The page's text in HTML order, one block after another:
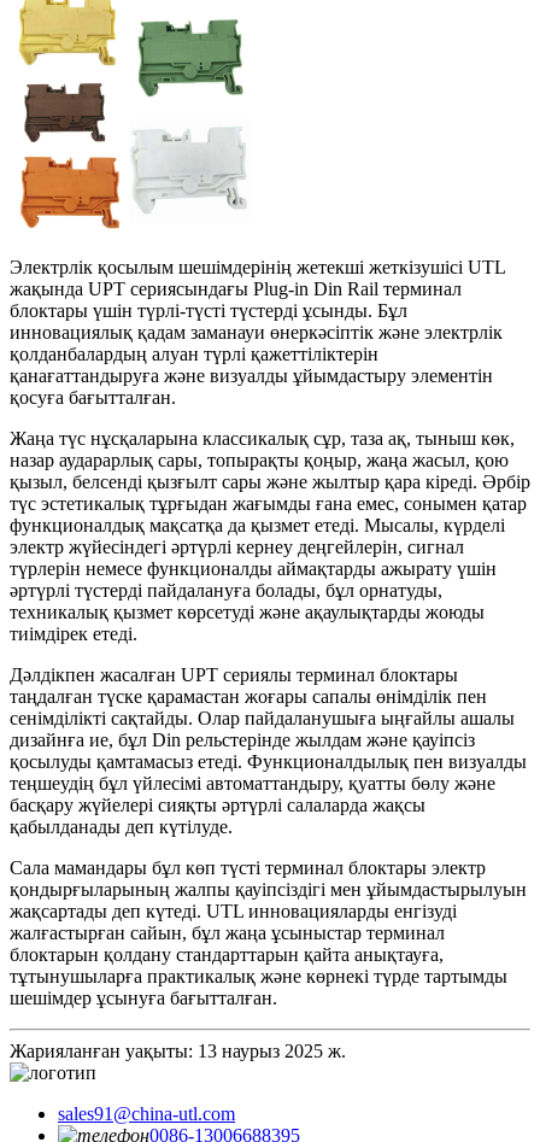
Электрлік қосылым шешімдерінің жетекші жеткізушісі UTL
жақында UPT сериясындағы Plug-in Din Rail терминал
блоктары үшін түрлі-түсті түстерді ұсынды. Бұл
инновациялық қадам заманауи өнеркәсіптік және электрлік
қолданбалардың алуан түрлі қажеттіліктерін
қанағаттандыруға және визуалды ұйымдастыру элементін
қосуға бағытталған.
Жаңа түс нұсқаларына классикалық сұр, таза ақ, тыныш көк,
назар аударарлық сары, топырақты қоңыр, жаңа жасыл, қою
қызыл, белсенді қызғылт сары және жылтыр қара кіреді. Әрбір
түс эстетикалық тұрғыдан жағымды ғана емес, сонымен қатар
функционалдық мақсатқа да қызмет етеді. Мысалы, күрделі
электр жүйесіндегі әртүрлі кернеу деңгейлерін, сигнал
түрлерін немесе функционалды аймақтарды ажырату үшін
әртүрлі түстерді пайдалануға болады, бұл орнатуды,
техникалық қызмет көрсетуді және ақаулықтарды жоюды
тиімдірек етеді.
Дәлдікпен жасалған UPT сериялы терминал блоктары
таңдалған түске қарамастан жоғары сапалы өнімділік пен
сенімділікті сақтайды. Олар пайдаланушыға ыңғайлы ашалы
дизайнға ие, бұл Din рельстерінде жылдам және қауіпсіз
қосылуды қамтамасыз етеді. Функционалдылық пен визуалды
теңшеудің бұл үйлесімі автоматтандыру, қуатты бөлу және
басқару жүйелері сияқты әртүрлі салаларда жақсы
қабылданады деп күтілуде.
Сала мамандары бұл көп түсті терминал блоктары электр
қондырғыларының жалпы қауіпсіздігі мен ұйымдастырылуын
жақсартады деп күтеді. UTL инновацияларды енгізуді
жалғастырған сайын, бұл жаңа ұсыныстар терминал
блоктарын қолдану стандарттарын қайта анықтауға,
тұтынушыларға практикалық және көрнекі түрде тартымды
шешімдер ұсынуға бағытталған.
Жарияланған уақыты: 13 наурыз 2025 ж.
sales91@china-utl.com
0086-13006688395